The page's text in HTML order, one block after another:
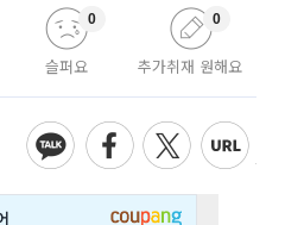
슬퍼요
0
추가취재 원해요
0